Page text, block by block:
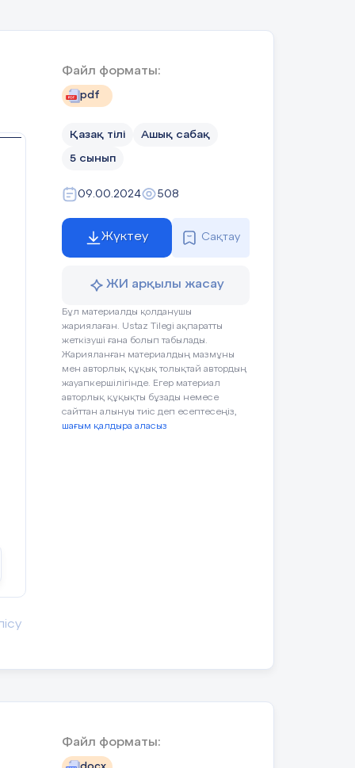
Файл форматы:
pdf
Қазақ тілі Ашық сабақ
5 сынып
09.00.2024 508
Жүктеу Сақтау
ЖИ арқылы жасау
Бұл материалды қолданушы
жариялаған. Ustaz Tilegi ақпаратты
жеткізуші ғана болып табылады.
Жарияланған материалдың мазмұны
мен авторлық құқық толықтай автордың
жауапкершілігінде. Егер материал
авторлық құқықты бұзады немесе
сайттан алынуы тиіс деп есептесеңіз,
шағым қалдыра аласыз
Файл форматы: